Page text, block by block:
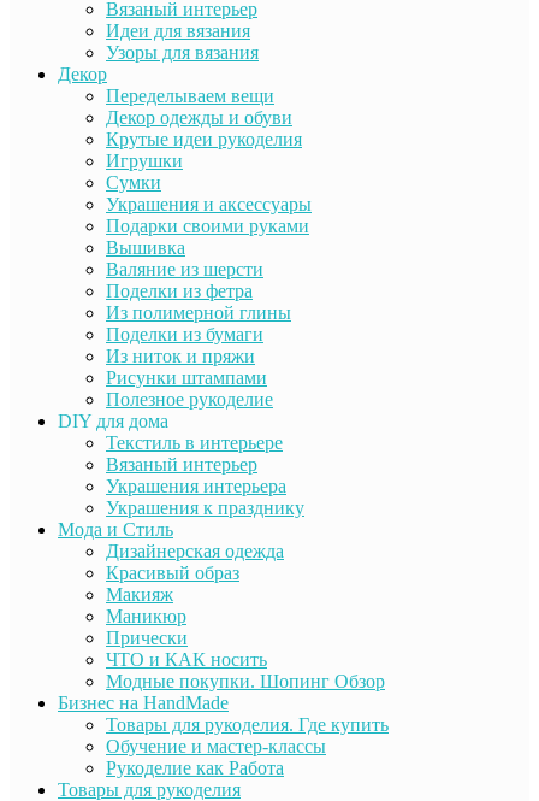
Вязаный интерьер
Идеи для вязания
Узоры для вязания
Декор
Переделываем вещи
Декор одежды и обуви
Крутые идеи рукоделия
Игрушки
Сумки
Украшения и аксессуары
Подарки своими руками
Вышивка
Валяние из шерсти
Поделки из фетра
Из полимерной глины
Поделки из бумаги
Из ниток и пряжи
Рисунки штампами
Полезное рукоделие
DIY для дома
Текстиль в интерьере
Вязаный интерьер
Украшения интерьера
Украшения к празднику
Мода и Стиль
Дизайнерская одежда
Красивый образ
Макияж
Маникюр
Прически
ЧТО и КАК носить
Модные покупки. Шопинг Обзор
Бизнес на HandMade
Товары для рукоделия. Где купить
Обучение и мастер-классы
Рукоделие как Работа
Товары для рукоделия